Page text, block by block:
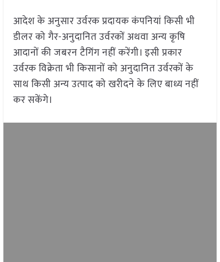
आदेश के अनुसार उर्वरक प्रदायक कंपनियां किसी भी
डीलर को गैर-अनुदानित उर्वरकों अथवा अन्य कृषि
आदानों की जबरन टैगिंग नहीं करेंगी। इसी प्रकार
उर्वरक विक्रेता भी किसानों को अनुदानित उर्वरकों के
साथ किसी अन्य उत्पाद को खरीदने के लिए बाध्य नहीं
कर सकेंगे।